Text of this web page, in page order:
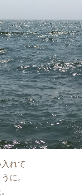
れて
に。